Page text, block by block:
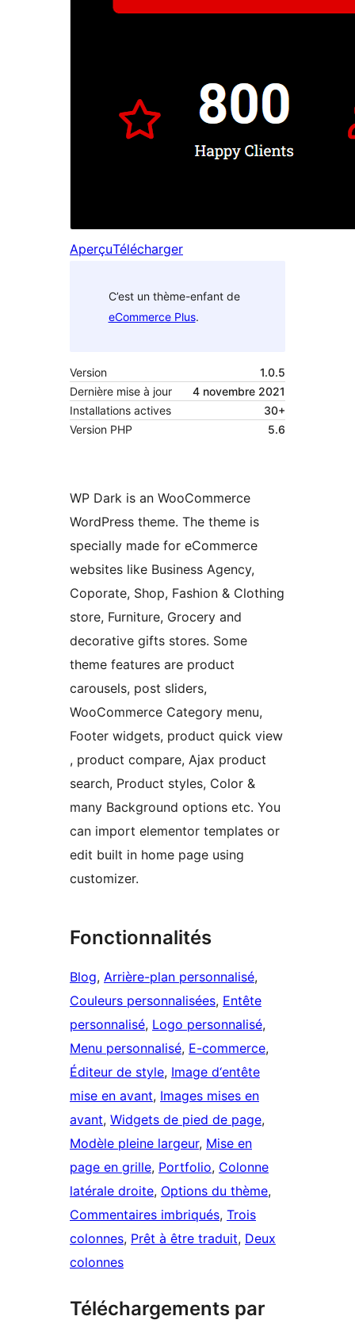
AperçuTélécharger
C’est un thème-enfant de
eCommerce Plus.
Version
1.0.5
Dernière mise à jour
4 novembre 2021
Installations actives
30+
Version PHP
5.6
WP Dark is an WooCommerce
WordPress theme. The theme is
specially made for eCommerce
websites like Business Agency,
Coporate, Shop, Fashion & Clothing
store, Furniture, Grocery and
decorative gifts stores. Some
theme features are product
carousels, post sliders,
WooCommerce Category menu,
Footer widgets, product quick view
, product compare, Ajax product
search, Product styles, Color &
many Background options etc. You
can import elementor templates or
edit built in home page using
customizer.
Fonctionnalités
Blog, Arrière-plan personnalisé
Couleurs personnalisées, Entête
personnalisé, Logo personnalisé
Menu personnalisé, E-commerce
Éditeur de style, Image d‘entête
mise en avant, Images mises en
avant, Widgets de pied de page
Modèle pleine largeur, Mise en
page en grille, Portfolio, Colonne
latérale droite, Options du thème
Commentaires imbriqués, Trois
colonnes, Prêt à être traduit, Deux
colonnes
Téléchargements par